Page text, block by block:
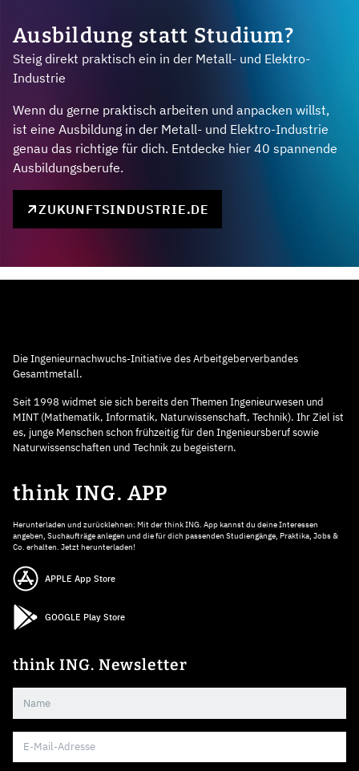
Ausbildung statt Studium?
Steig direkt praktisch ein in der Metall- und Elektro-
Industrie
Wenn du gerne praktisch arbeiten und anpacken willst,
ist eine Ausbildung in der Metall- und Elektro-Industrie
genau das richtige für dich. Entdecke hier 40 spannende
Ausbildungsberufe.
ZUKUNFTSINDUSTRIE.DE
Die Ingenieurnachwuchs-Initiative des Arbeitgeberverbandes
Gesamtmetall.
Seit 1998 widmet sie sich bereits den Themen Ingenieurwesen und
MINT (Mathematik, Informatik, Naturwissenschaft, Technik). Ihr Ziel ist
es, junge Menschen schon frühzeitig für den Ingenieursberuf sowie
Naturwissenschaften und Technik zu begeistern.
think ING. APP
Herunterladen und zurücklehnen: Mit der think ING. App kannst du deine Interessen
angeben, Suchaufträge anlegen und die für dich passenden Studiengänge, Praktika, Jobs &
Co. erhalten. Jetzt herunterladen!
APPLE App Store
GOOGLE Play Store
think ING. Newsletter